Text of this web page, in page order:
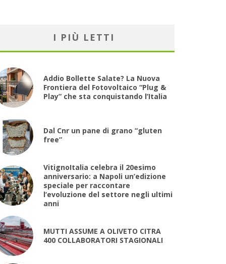
I PIÙ LETTI
Addio Bollette Salate? La Nuova
Frontiera del Fotovoltaico “Plug &
Play” che sta conquistando l’Italia
Dal Cnr un pane di grano “gluten
free”
VitignoItalia celebra il 20esimo
anniversario: a Napoli un’edizione
speciale per raccontare
l’evoluzione del settore negli ultimi
anni
MUTTI ASSUME A OLIVETO CITRA
400 COLLABORATORI STAGIONALI